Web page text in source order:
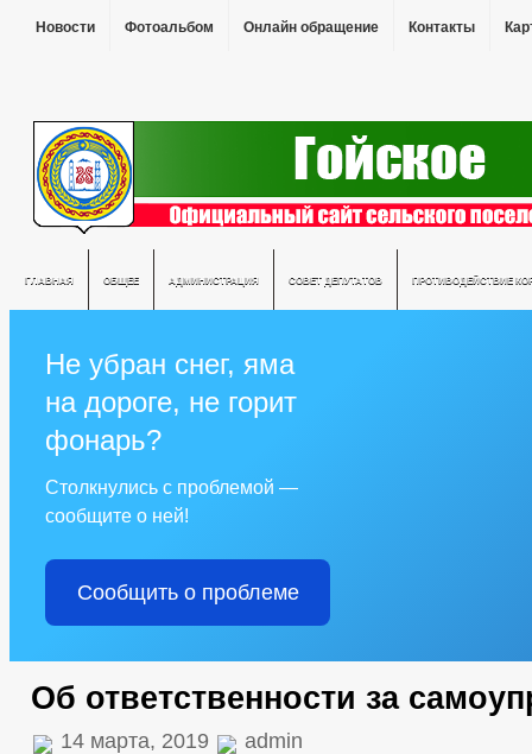
Новости Фотоальбом Онлайн обращение Контакты
ГЛАВНАЯ ОБЩЕЕ АДМИНИСТРАЦИЯ СОВЕТ ДЕПУТАТОВ ПРОТИВОДЕЙСТВИЕ
Не убран снег, яма
на дороге, не горит
фонарь?
Столкнулись с проблемой —
сообщите о ней!
Сообщить о проблеме
Об ответственности за
14 марта, 2019 admin